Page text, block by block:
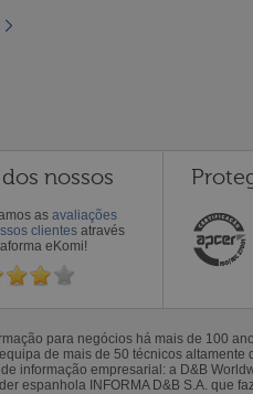
nossos
as avaliações
clientes através
eKomi!
para negócios há mais de 100
de mais de 50 técnicos altamente
informação empresarial: a D&B
espanhola INFORMA D&B S.A. que